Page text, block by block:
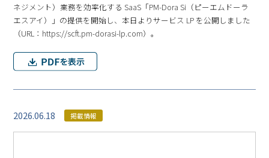
ネジメント）業務を効率化する SaaS「PM-Dora Si（ピーエムドーラ
エスアイ）」の提供を開始し、本日よりサービス LP を公開しました
（URL：https://scft.pm-dorasi-lp.com）。
2026.06.18 掲載情報